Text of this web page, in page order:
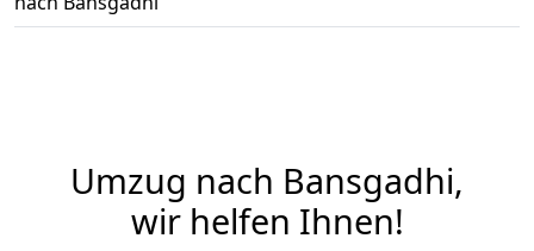
Umzug nach Bansgadhi,
wir helfen Ihnen!